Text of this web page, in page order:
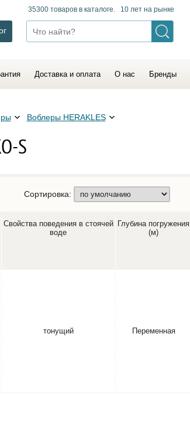
35300 товаров в каталоге. 10 лет на рынке
Доставка и оплата О нас Бренды
Воблеры HERAKLES
S
Сортировка:
Свойства поведения в стоячей
воде
Глубина погружения
(м)
тонущий Переменная